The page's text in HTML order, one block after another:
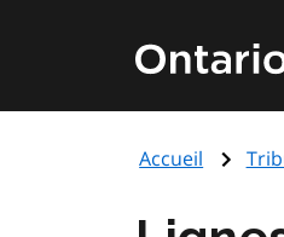
principal
Page
d'accueil
de
Accueil